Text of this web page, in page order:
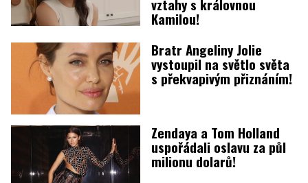
vztahy s královnou
Kamilou!
Bratr Angeliny Jolie
vystoupil na světlo světa
s překvapivým přiznáním!
Zendaya a Tom Holland
uspořádali oslavu za půl
milionu dolarů!